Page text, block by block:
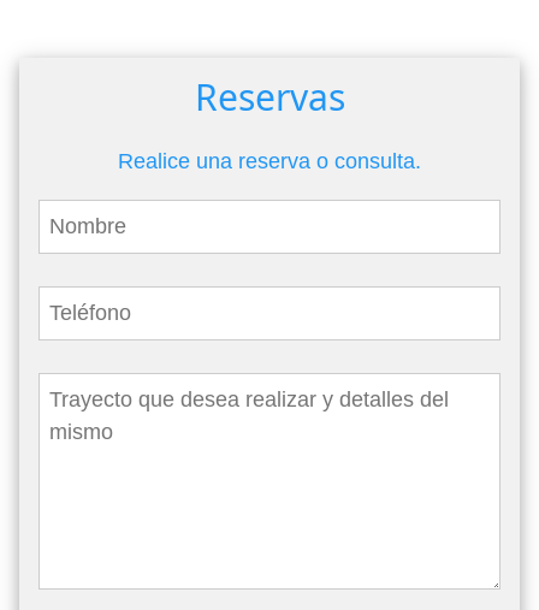
Reservas
Realice una reserva o consulta.